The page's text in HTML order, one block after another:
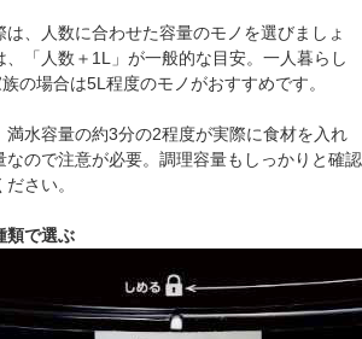
、人数に合わせた容量のモノを選びましょ
、「人数＋1L」が一般的な目安。一人暮らし
の場合は5L程度のモノがおすすめです。
満水容量の約3分の2程度が実際に食材を入れ
なので注意が必要。調理容量もしっかりと確認
さい。
類で選ぶ